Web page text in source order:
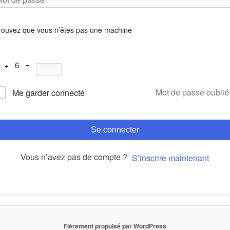
que vous n’êtes pas une machine
+ 6 =
Me garder connecté Mot de passe
Se connecter
Vous n’avez pas de compte ? S’inscrire maintenant
Fièrement propulsé par WordPress